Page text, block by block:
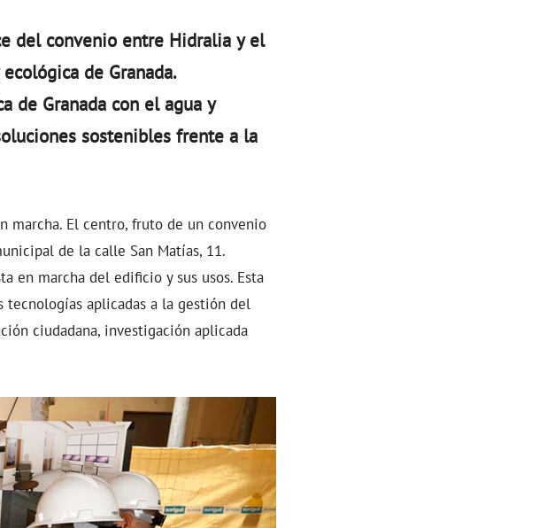
del convenio entre Hidralia y el
de Granada.
de Granada con el agua y
sostenibles frente a la
marcha. El centro, fruto de un convenio
de la calle San Matías, 11.
en marcha del edificio y sus usos. Esta
aplicadas a la gestión del
ciudadana, investigación aplicada